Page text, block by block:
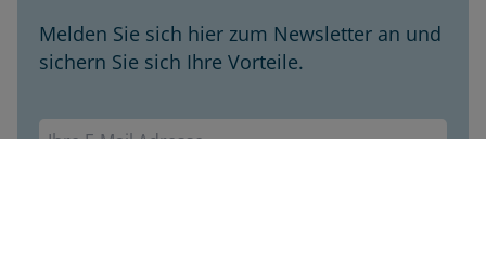
Melden Sie sich hier zum Newsletter an und
sichern Sie sich Ihre Vorteile.